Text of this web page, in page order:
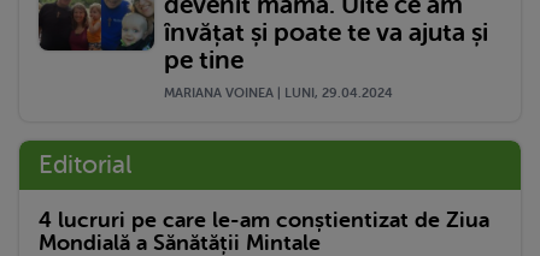
învățat și poate te va ajuta și
pe tine
MARIANA VOINEA | LUNI, 29.04.2024
Editorial
4 lucruri pe care le-am conștientizat de Ziua
Mondială a Sănătății Mintale